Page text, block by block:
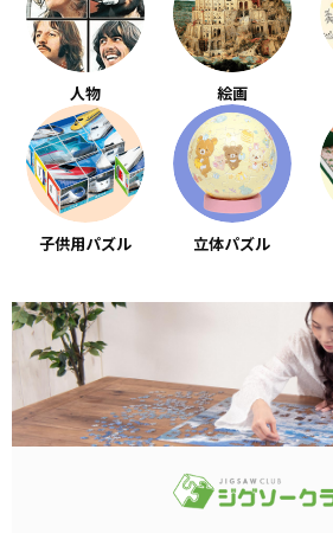
人物 絵画
子供用パズル 立体パズル